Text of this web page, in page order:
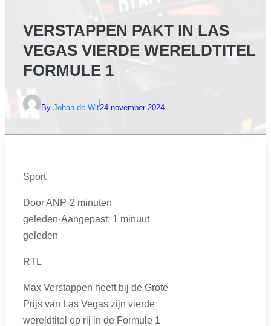
VERSTAPPEN PAKT IN LAS
VEGAS VIERDE WERELDTITEL
FORMULE 1
By Johan de Wit24 november 2024
Sport
Door ANP·2 minuten
geleden·Aangepast: 1 minuut
geleden
RTL
Max Verstappen heeft bij de Grote
Prijs van Las Vegas zijn vierde
wereldtitel op rij in de Formule 1